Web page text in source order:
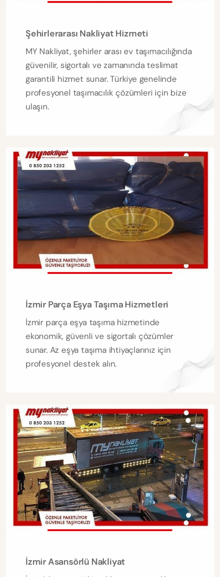
Şehirlerarası Nakliyat Hizmeti
MY Nakliyat, şehirler arası ev taşımacılığında
güvenilir, sigortalı ve zamanında teslimat
garantili hizmet sunar. Türkiye genelinde
profesyonel taşımacılık çözümleri için bize
ulaşın.
İzmir Parça Eşya Taşıma Hizmetleri
İzmir parça eşya taşıma hizmetinde
ekonomik, güvenli ve sigortalı çözümler
sunar. Az eşya taşıma ihtiyaçlarınız için
profesyonel destek alın.
İzmir Asansörlü Nakliyat